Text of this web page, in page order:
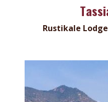
Rustikale